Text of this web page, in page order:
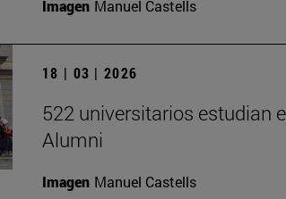
Imagen Manuel Castells
18 | 03 | 2026
522 universitarios estudian
Alumni
Imagen Manuel Castells